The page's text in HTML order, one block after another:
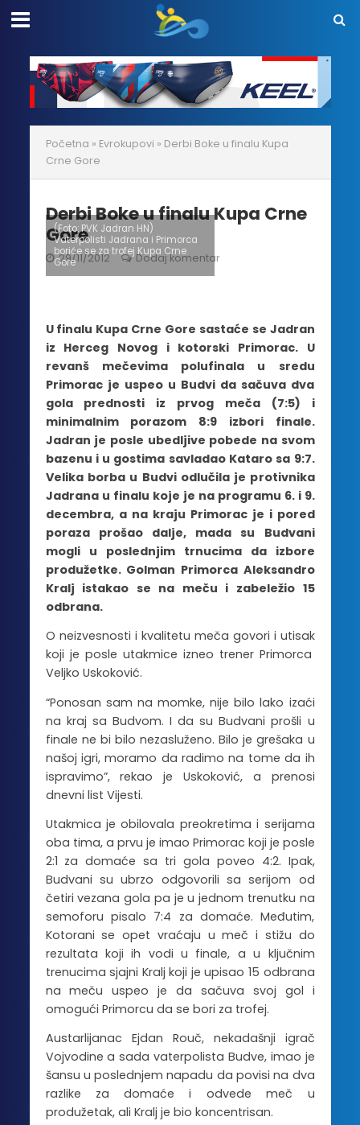
Početna » Evrokupovi » Derbi Boke u finalu Kupa
Crne Gore
Derbi Boke u finalu Kupa Crne
Gore
29/11/2012 Dodaj komentar
(Foto: PVK Jadran HN)
Vaterpolisti Jadrana i Primorca
boriće se za trofej Kupa Crne
Gore
U finalu Kupa Crne Gore sastaće se Jadran
iz Herceg Novog i kotorski Primorac. U
revanš mečevima polufinala u sredu
Primorac je uspeo u Budvi da sačuva dva
gola prednosti iz prvog meča (7:5) i
minimalnim porazom 8:9 izbori finale.
Jadran je posle ubedljive pobede na svom
bazenu i u gostima savladao Kataro sa 9:7.
Velika borba u Budvi odlučila je protivnika
Jadrana u finalu koje je na programu 6. i 9.
decembra, a na kraju Primorac je i pored
poraza prošao dalje, mada su Budvani
mogli u poslednjim trnucima da izbore
produžetke. Golman Primorca Aleksandro
Kralj istakao se na meču i zabeležio 15
odbrana.
O neizvesnosti i kvalitetu meča govori i utisak
koji je posle utakmice izneo trener Primorca
Veljko Uskoković.
“Ponosan sam na momke, nije bilo lako izaći
na kraj sa Budvom. I da su Budvani prošli u
finale ne bi bilo nezasluženo. Bilo je grešaka u
našoj igri, moramo da radimo na tome da ih
ispravimo”, rekao je Uskoković, a prenosi
dnevni list Vijesti.
Utakmica je obilovala preokretima i serijama
oba tima, a prvu je imao Primorac koji je posle
2:1 za domaće sa tri gola poveo 4:2. Ipak,
Budvani su ubrzo odgovorili sa serijom od
četiri vezana gola pa je u jednom trenutku na
semoforu pisalo 7:4 za domaće. Međutim,
Kotorani se opet vraćaju u meč i stižu do
rezultata koji ih vodi u finale, a u ključnim
trenucima sjajni Kralj koji je upisao 15 odbrana
na meču uspeo je da sačuva svoj gol i
omogući Primorcu da se bori za trofej.
Austarlijanac Ejdan Rouč, nekadašnji igrač
Vojvodine a sada vaterpolista Budve, imao je
šansu u poslednjem napadu da povisi na dva
razlike za domaće i odvede meč u
produžetak, ali Kralj je bio koncentrisan.